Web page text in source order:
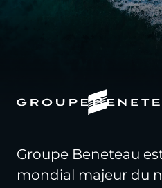
Groupe Beneteau
mondial majeur du